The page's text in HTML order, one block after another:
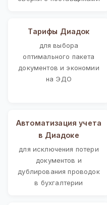
Тарифы Диадок
для выбора
оптимального пакета
документов и экономии
на ЭДО
Автоматизация учета
в Диадоке
для исключения потери
документов и
дублирования проводок
в бухгалтерии